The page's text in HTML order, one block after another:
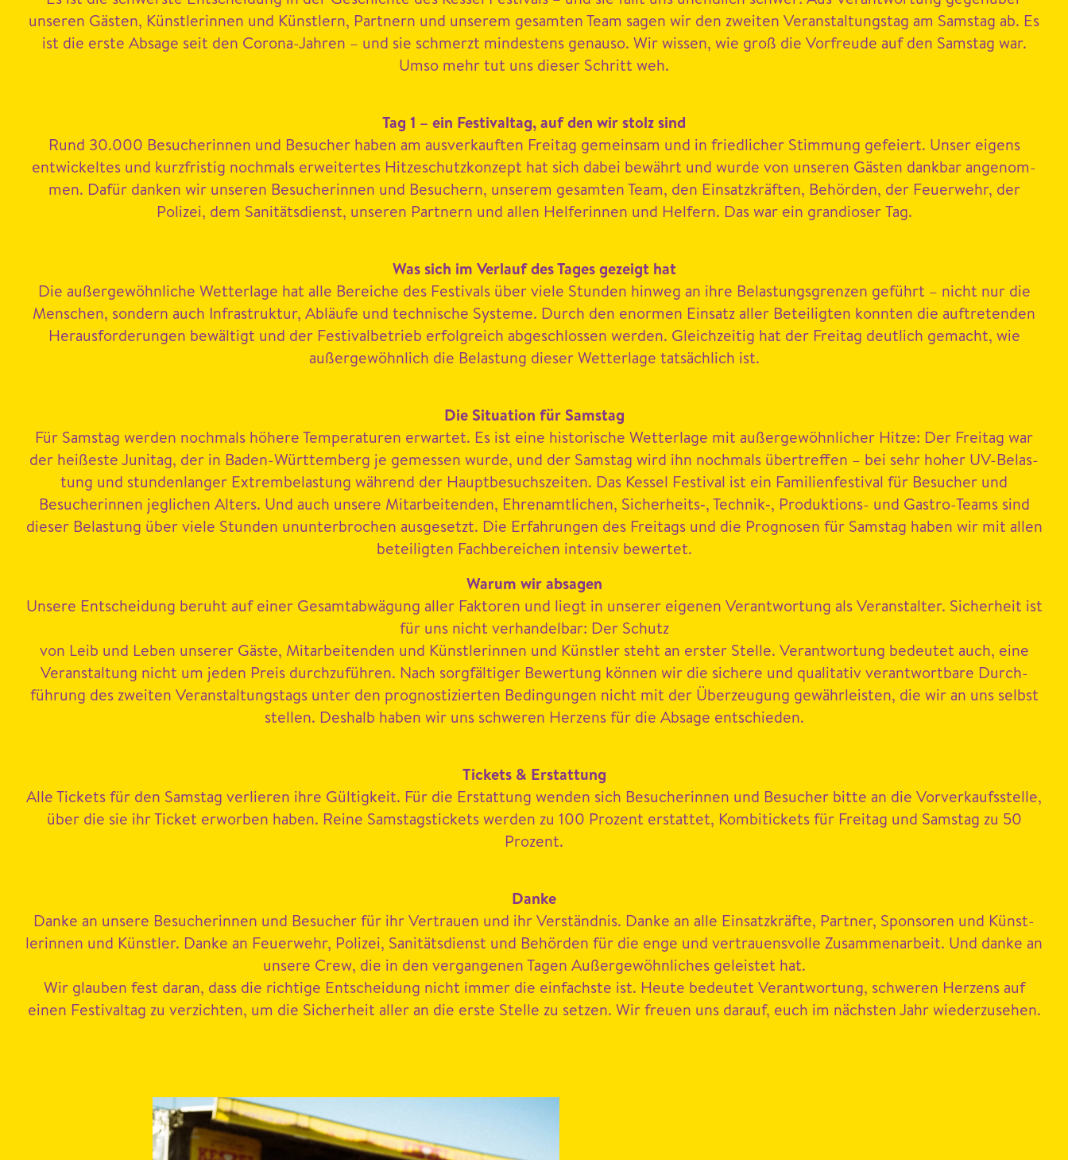
JETZT TICKETS SICHERN
unseren Gästen, Kün­st­lerin­nen und Kün­stlern, Part­nern und unserem gesamten Team sagen wir den zweit­en Ver­anstal­tungstag am Sam­stag ab. Es
ist die erste Absage seit den Coro­na-Jahren – und sie schmerzt min­destens genau­so. Wir wis­sen, wie groß die Vor­freude auf den Sam­stag war.
Umso mehr tut uns dieser Schritt weh.
Tag 1 – ein Fes­ti­val­t­ag, auf den wir stolz sind
Rund 30.000 Besucherin­nen und Besuch­er haben am ausverkauften Fre­itag gemein­sam und in friedlich­er Stim­mung gefeiert. Unser eigens
entwick­eltes und kurzfristig nochmals erweit­ertes Hitzeschutzkonzept hat sich dabei bewährt und wurde von unseren Gästen dankbar angenom­
men. Dafür danken wir unseren Besucherin­nen und Besuch­ern, unserem gesamten Team, den Ein­satzkräften, Behör­den, der Feuer­wehr, der
Polizei, dem San­itäts­di­enst, unseren Part­nern und allen Helferin­nen und Helfern. Das war ein grandios­er Tag.
Was sich im Ver­lauf des Tages gezeigt hat
Die außergewöhn­liche Wet­ter­lage hat alle Bere­iche des Fes­ti­vals über viele Stun­den hin­weg an ihre Belas­tungs­gren­zen geführt – nicht nur die
Men­schen, son­dern auch Infra­struk­tur, Abläufe und tech­nis­che Sys­teme. Durch den enor­men Ein­satz aller Beteiligten kon­nten die auftre­tenden
Her­aus­forderun­gen bewältigt und der Fes­ti­val­be­trieb erfol­gre­ich abgeschlossen wer­den. Gle­ichzeit­ig hat der Fre­itag deut­lich gemacht, wie
außergewöhn­lich die Belas­tung dieser Wet­ter­lage tat­säch­lich ist.
Die Sit­u­a­tion für Sam­stag
Für Sam­stag wer­den nochmals höhere Tem­per­a­turen erwartet. Es ist eine his­torische Wet­ter­lage mit außergewöhn­lich­er Hitze: Der Fre­itag war
der heißeste Junitag, der in Baden-Würt­tem­berg je gemessen wurde, und der Sam­stag wird ihn nochmals übertr­e­f­fen – bei sehr hoher UV-Belas­
tung und stun­den­langer Extrem­be­las­tung während der Hauptbe­such­szeit­en. Das Kessel Fes­ti­val ist ein Fam­i­lien­fes­ti­val für Besuch­er und
Besucherin­nen jeglichen Alters. Und auch unsere Mitar­bei­t­en­den, Ehre­namtlichen, Sicherheits‑, Technik‑, Pro­duk­tions- und Gas­tro-Teams sind
dieser Belas­tung über viele Stun­den unun­ter­brochen aus­ge­set­zt. Die Erfahrun­gen des Fre­itags und die Prog­nosen für Sam­stag haben wir mit allen
beteiligten Fach­bere­ichen inten­siv bewertet.
Warum wir absagen
Unsere Entschei­dung beruht auf ein­er Gesamtab­wä­gung aller Fak­toren und liegt in unser­er eige­nen Ver­ant­wor­tung als Ver­anstal­ter. Sicher­heit ist
für uns nicht ver­han­del­bar: Der Schutz
von Leib und Leben unser­er Gäste, Mitar­bei­t­en­den und Kün­st­lerin­nen und Kün­stler ste­ht an erster Stelle. Ver­ant­wor­tung bedeutet auch, eine
Ver­anstal­tung nicht um jeden Preis durchzuführen. Nach sorgfältiger Bew­er­tung kön­nen wir die sichere und qual­i­ta­tiv ver­ant­wort­bare Durch­
führung des zweit­en Ver­anstal­tungstags unter den prog­nos­tizierten Bedin­gun­gen nicht mit der Überzeu­gung gewährleis­ten, die wir an uns selb­st
stellen. Deshalb haben wir uns schw­eren Herzens für die Absage entschieden.
Tick­ets & Erstat­tung
Alle Tick­ets für den Sam­stag ver­lieren ihre Gültigkeit. Für die Erstat­tung wen­den sich Besucherin­nen und Besuch­er bitte an die Vorverkauf­sstelle,
über die sie ihr Tick­et erwor­ben haben. Reine Sam­stag­stick­ets wer­den zu 100 Prozent erstat­tet, Kom­b­i­tick­ets für Fre­itag und Sam­stag zu 50
Prozent.
Danke
Danke an unsere Besucherin­nen und Besuch­er für ihr Ver­trauen und ihr Ver­ständ­nis. Danke an alle Ein­satzkräfte, Part­ner, Spon­soren und Kün­st­
lerin­nen und Kün­stler. Danke an Feuer­wehr, Polizei, San­itäts­di­enst und Behör­den für die enge und ver­trauensvolle Zusam­me­nar­beit. Und danke an
unsere Crew, die in den ver­gan­genen Tagen Außergewöhn­lich­es geleis­tet hat.
Wir glauben fest daran, dass die richtige Entschei­dung nicht immer die ein­fach­ste ist. Heute bedeutet Ver­ant­wor­tung, schw­eren Herzens auf
einen Fes­ti­val­t­ag zu verzicht­en, um die Sicher­heit aller an die erste Stelle zu set­zen. Wir freuen uns darauf, euch im näch­sten Jahr wiederzusehen.